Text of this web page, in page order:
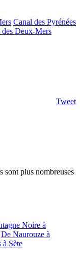
Canal des Pyrénées
Deux-Mers
Tweet
sont plus nombreuses
Noire à
De Naurouze à
à Sète